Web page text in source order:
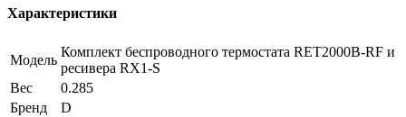
Характеристики
Модель
Комплект беспроводного термостата RET2000B-RF и
ресивера RX1-S
Вес
0.285
Бренд
D